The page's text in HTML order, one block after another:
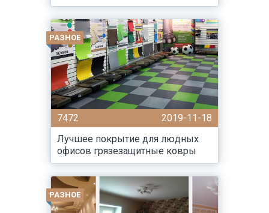
РАЗНОЕ
7472
2019-11-18
Лучшее покрытие для людных
офисов грязезащитные ковры
РАЗНОЕ